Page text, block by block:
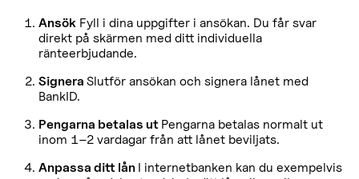
Ansök Fyll i dina uppgifter i ansökan. Du får svar
direkt på skärmen med ditt individuella
ränteerbjudande.
Signera Slutför ansökan och signera lånet med
BankID.
Pengarna betalas ut Pengarna betalas normalt ut
inom 1–2 vardagar från att lånet beviljats.
Anpassa ditt lån I internetbanken kan du exempelvis